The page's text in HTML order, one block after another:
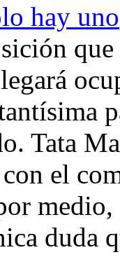
hay uno
Tata
el
duda